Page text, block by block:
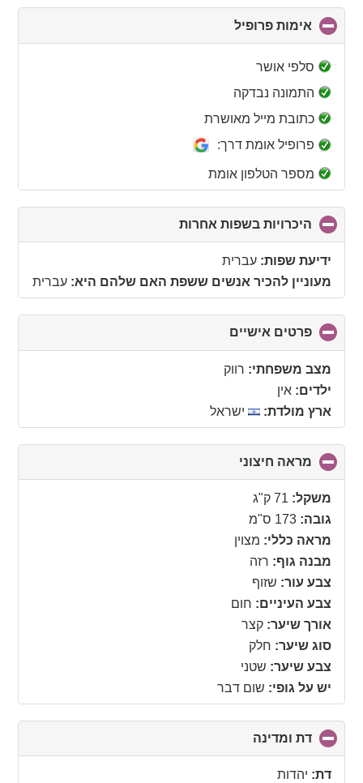
אימות פרופיל
to
סלפי אושר
התמונה נבדקה
כתובת מייל מאושרת
פרופיל אומת דרך:
מספר הטלפון אומת
היכרויות בשפות אחרות
to
ידיעת שפות: עברית
מעוניין להכיר אנשים ששפת האם שלהם היא: עברית
פרטים אישיים
to
collapse
contents
מצב משפחתי: רווק
ילדים: אין
ארץ מולדת:
ישראל
מראה חיצוני
to
משקל: 71 ק"ג
גובה: 173 ס"מ
מראה כללי: מצוין
מבנה גוף: רזה
צבע עור: שזוף
צבע העיניים: חום
אורך שיער: קצר
סוג שיער: חלק
צבע שיער: שטני
יש על גופי: שום דבר
דת ומדינה
to
דת: יהדות